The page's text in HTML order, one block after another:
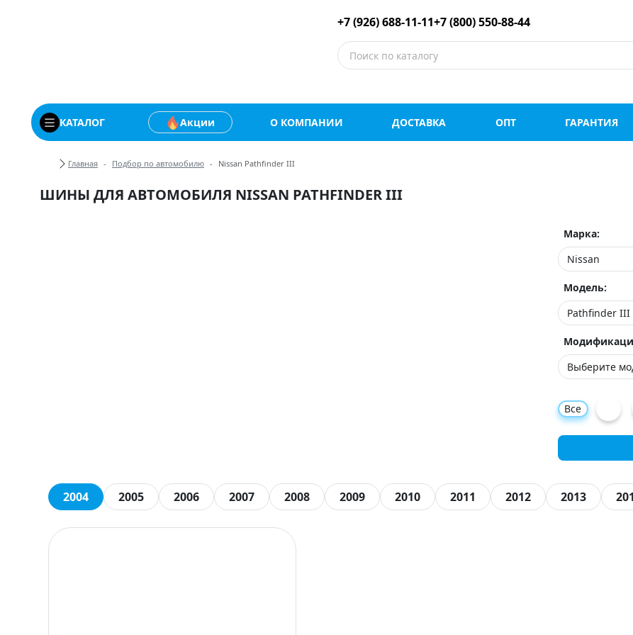
Купить автомобильные шины оптом и в
+7 (926) 688-11-11+7 (800) 550-88-44
КАТАЛОГ Акции О КОМПАНИИ ДОСТАВКА ОПТ ГАРАНТИЯ
Хлебные крошки
Главная Подбор по автомобилю Nissan Pathfinder III
ШИНЫ ДЛЯ АВТОМОБИЛЯ NISSAN PATHFINDER III
Марка:
Модель:
Все
2004 2005 2006 2007 2008 2009 2010 2011 2012 2013